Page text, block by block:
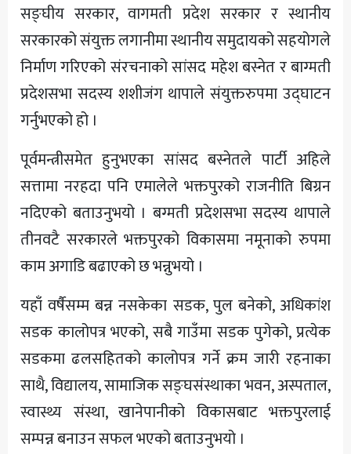
सङ्घीय सरकार, वागमती प्रदेश सरकार र स्थानीय
सरकारको संयुक्त लगानीमा स्थानीय समुदायको सहयोगले
निर्माण गरिएको संरचनाको सांसद महेश बस्नेत र बाग्मती
प्रदेशसभा सदस्य शशीजंग थापाले संयुक्तरुपमा उद्घाटन
गर्नुभएको हो ।
पूर्वमन्त्रीसमेत हुनुभएका सांसद बस्नेतले पार्टी अहिले
सत्तामा नरहदा पनि एमालेले भक्तपुरको राजनीति बिग्रन
नदिएको बताउनुभयो । बग्मती प्रदेशसभा सदस्य थापाले
तीनवटै सरकारले भक्तपुरको विकासमा नमूनाको रुपमा
काम अगाडि बढाएको छ भन्नुभयो ।
यहाँ वर्षैसम्म बन्न नसकेका सडक, पुल बनेको, अधिकांश
सडक कालोपत्र भएको, सबै गाउँमा सडक पुगेको, प्रत्येक
सडकमा ढलसहितको कालोपत्र गर्ने क्रम जारी रहनाका
साथै, विद्यालय, सामाजिक सङ्घसंस्थाका भवन, अस्पताल,
स्वास्थ्य संस्था, खानेपानीको विकासबाट भक्तपुरलाई
सम्पन्न बनाउन सफल भएको बताउनुभयो ।